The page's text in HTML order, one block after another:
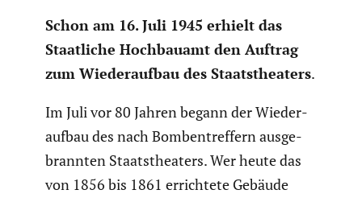
Schon am 16. Juli 1945 erhielt das
Staat­liche Hochbauamt den Auftrag
zum Wieder­aufbau des Staats­thea­ters.
Im Juli vor 80 Jahren begann der Wieder­
aufbau des nach Bomben­tref­fern ausge­
brannten Staats­thea­ters. Wer heute das
von 1856 bis 1861 errich­tete Gebäude